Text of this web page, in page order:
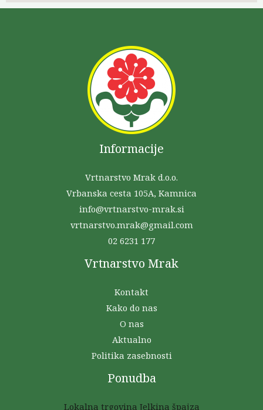
Informacije
Vrtnarstvo Mrak d.o.o.
Vrbanska cesta 105A, Kamnica
info@vrtnarstvo-mrak.si
vrtnarstvo.mrak@gmail.com
02 6231 177
Vrtnarstvo Mrak
Kontakt
Kako do nas
O nas
Aktualno
Politika zasebnosti
Ponudba
Lokalna trgovina Jelkina špajza